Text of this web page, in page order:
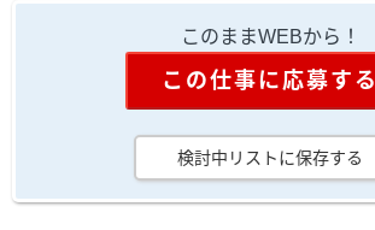
このままWEBから！
この仕事に応募する
検討中リストに保存する